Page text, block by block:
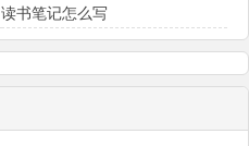
读书笔记怎么写